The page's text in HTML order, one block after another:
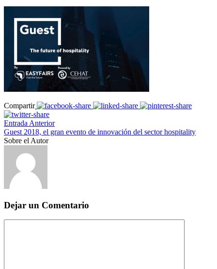
Compartir
Entrada Anterior
Guest 2018, el gran evento de innovación del sector hospitality
Sobre el Autor
Dejar un Comentario